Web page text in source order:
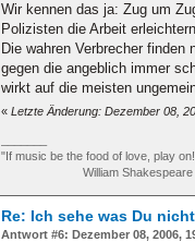
Wir kennen das ja: Zug um
Polizisten die Arbeit
Die wahren Verbrecher
gegen die angeblich immer
wirkt auf die meisten
« Letzte Änderung: Dezember 08,
"If music be the food of love, play
William Shakespeare
Re: Ich sehe was Du
Antwort #6: Dezember 08, 2006,